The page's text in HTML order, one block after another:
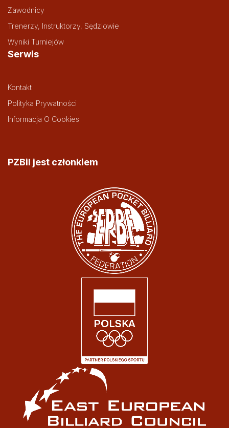
Zawodnicy
Trenerzy, Instruktorzy, Sędziowie
Wyniki Turniejów
Serwis
Kontakt
Polityka Prywatności
Informacja O Cookies
PZBil jest członkiem